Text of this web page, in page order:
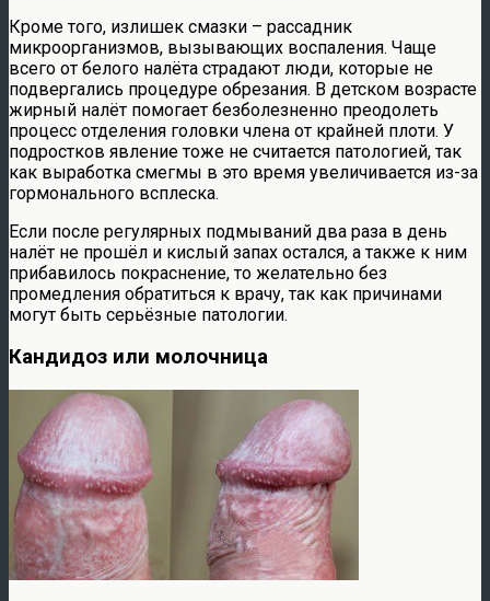
Кроме того, излишек смазки – рассадник
микроорганизмов, вызывающих воспаления. Чаще
всего от белого налёта страдают люди, которые не
подвергались процедуре обрезания. В детском возрасте
жирный налёт помогает безболезненно преодолеть
процесс отделения головки члена от крайней плоти. У
подростков явление тоже не считается патологией, так
как выработка смегмы в это время увеличивается из-за
гормонального всплеска.
Если после регулярных подмываний два раза в день
налёт не прошёл и кислый запах остался, а также к ним
прибавилось покраснение, то желательно без
промедления обратиться к врачу, так как причинами
могут быть серьёзные патологии.
Кандидоз или молочница